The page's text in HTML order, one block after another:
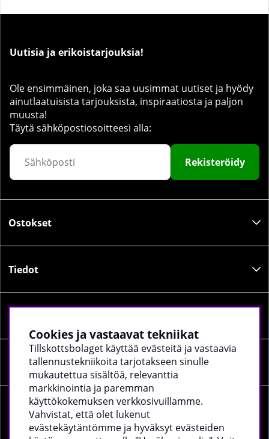
Uutisia ja erikoistarjouksia!
Ole ensimmäinen, joka saa uusimmat uutiset ja hyödy
ainutlaatuisista tarjouksista, inspiraatiosta ja paljon
muusta!
Täytä sähköpostiosoitteesi alla:
Rekisteröidy
Ostokset
Tiedot
Yrityksen tiedot
Cookies ja vastaavat tekniikat
Tillskottsbolaget käyttää evästeitä ja vastaavia
tallennustekniikoita tarjotakseen sinulle
mukautettua sisältöä, relevanttia
markkinointia ja paremman
käyttökokemuksen verkkosivuillamme.
Vahvistat, että olet lukenut
evästekäytäntömme ja hyväksyt evästeiden